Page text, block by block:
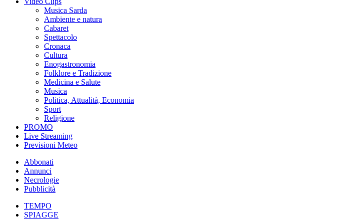
Musica Sarda
Ambiente e natura
Cabaret
Spettacolo
Cronaca
Cultura
Enogastronomia
Folklore e Tradizione
Medicina e Salute
Musica
Politica, Attualità, Economia
Sport
Religione
PROMO
Live Streaming
Previsioni Meteo
Abbonati
Annunci
Necrologie
Pubblicità
TEMPO
SPIAGGE